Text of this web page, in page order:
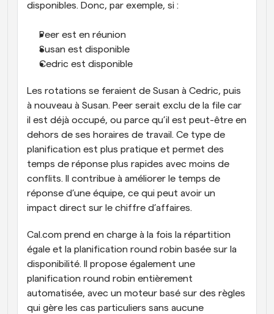
disponibles. Donc, par exemple, si :
Peer est en réunion
Susan est disponible
Cedric est disponible
Les rotations se feraient de Susan à Cedric, puis
à nouveau à Susan. Peer serait exclu de la file car
il est déjà occupé, ou parce qu’il est peut-être en
dehors de ses horaires de travail. Ce type de
planification est plus pratique et permet des
temps de réponse plus rapides avec moins de
conflits. Il contribue à améliorer le temps de
réponse d’une équipe, ce qui peut avoir un
impact direct sur le chiffre d’affaires.
Cal.com prend en charge à la fois la répartition
égale et la planification round robin basée sur la
disponibilité. Il propose également une
planification round robin entièrement
automatisée, avec un moteur basé sur des règles
qui gère les cas particuliers sans aucune